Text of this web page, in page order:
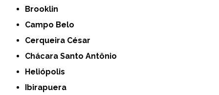
Brooklin
Campo Belo
Cerqueira César
Chácara Santo Antônio
Heliópolis
Ibirapuera